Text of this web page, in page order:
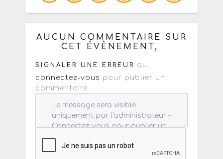
Copiez les infos ci-dessous pour un
: mail / forum / réseau social
AUCUN COMMENTAIRE SUR
CET ÉVÈNEMENT,
SIGNALER UNE ERREUR
ou
connectez-vous pour publier un
commentaire